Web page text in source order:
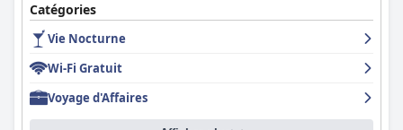
Catégories
Vie Nocturne
Wi-Fi Gratuit
Voyage d'Affaires